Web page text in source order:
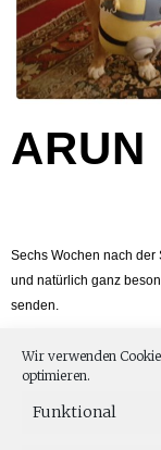
Wir verwenden
optimieren.
Funktional
ARUN
Sechs Wochen nach der
und natürlich ganz
senden.
Arun geht es –
Gehen/Laufen – sehr gut